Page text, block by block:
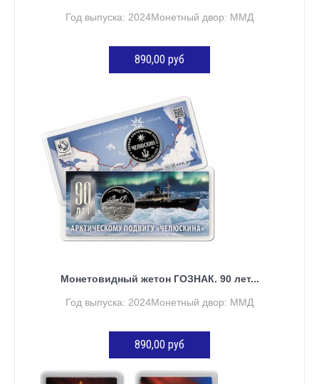
Год выпуска: 2024Монетный двор: ММД
890,00 руб
Монетовидный жетон ГОЗНАК. 90 лет...
Год выпуска: 2024Монетный двор: ММД
890,00 руб
ДОБАВИТЬ В КОРЗИНУ